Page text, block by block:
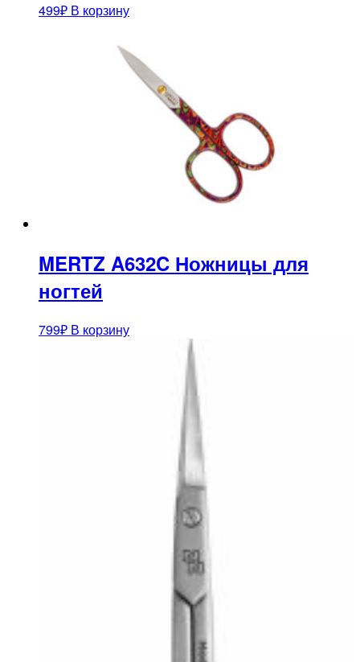
499₽ В корзину
MERTZ A632C Ножницы для
ногтей
799₽ В корзину